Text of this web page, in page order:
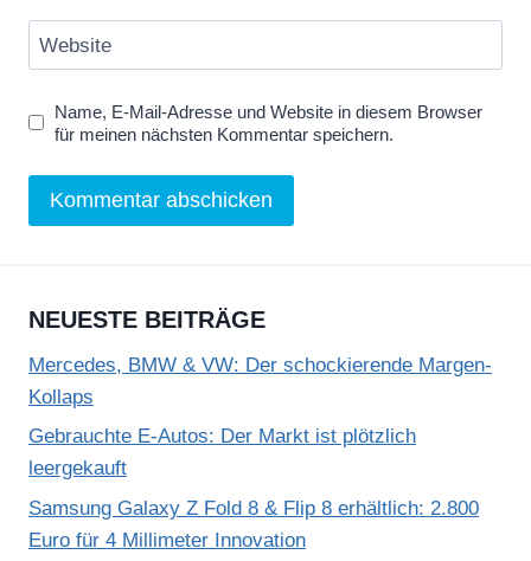
Website
Name, E-Mail-Adresse und Website in diesem Browser
für meinen nächsten Kommentar speichern.
NEUESTE BEITRÄGE
Mercedes, BMW & VW: Der schockierende Margen-
Kollaps
Gebrauchte E-Autos: Der Markt ist plötzlich
leergekauft
Samsung Galaxy Z Fold 8 & Flip 8 erhältlich: 2.800
Euro für 4 Millimeter Innovation